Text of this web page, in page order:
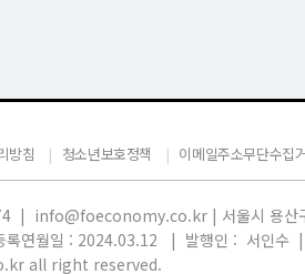
방침 청소년보호정책 이메일주소무단수집
| info@foeconomy.co.kr | 서울시 용
연월일 : 2024.03.12 | 발행인 : 서인수 |
all right reserved.